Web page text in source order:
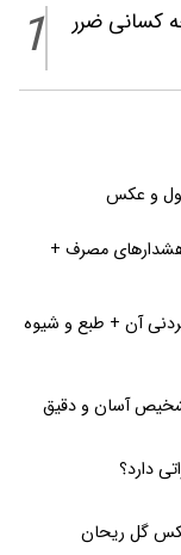
کسانی ضرر
1
و عکس
هشدارهای مصرف +
آن + طبع و شیوه
آسان و دقیق
دارد؟
گل ریحان